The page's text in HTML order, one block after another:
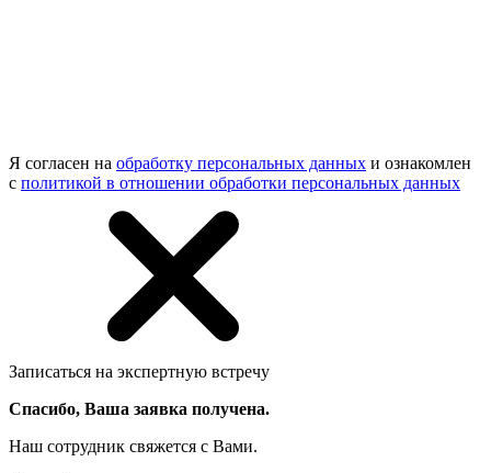
Я согласен на обработку персональных данных и ознакомлен
с политикой в отношении обработки персональных данных
Записаться на экспертную встречу
Спасибо, Ваша заявка получена.
Наш сотрудник свяжется с Вами.